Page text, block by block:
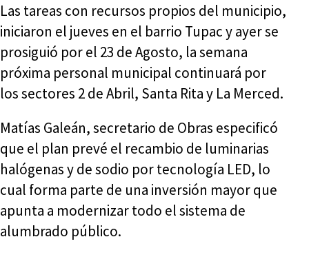
Las tareas con recursos propios del municipio,
iniciaron el jueves en el barrio Tupac y ayer se
prosiguió por el 23 de Agosto, la semana
próxima personal municipal continuará por
los sectores 2 de Abril, Santa Rita y La Merced.
Matías Galeán, secretario de Obras especificó
que el plan prevé el recambio de luminarias
halógenas y de sodio por tecnología LED, lo
cual forma parte de una inversión mayor que
apunta a modernizar todo el sistema de
alumbrado público.